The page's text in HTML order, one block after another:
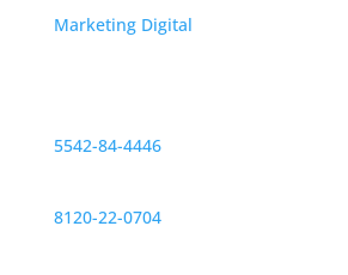
Marketing Digital
5542-84-4446
8120-22-0704